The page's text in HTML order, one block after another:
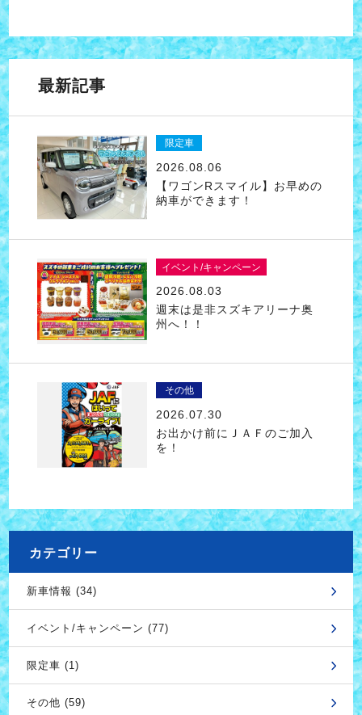
最新記事
限定車
2026.08.06
【ワゴンRスマイル】お早めの
納車ができます！
イベント/キャンペーン
2026.08.03
週末は是非スズキアリーナ奥
州へ！！
その他
2026.07.30
お出かけ前にＪＡＦのご加入
を！
カテゴリー
新車情報 (34)
イベント/キャンペーン (77)
限定車 (1)
その他 (59)